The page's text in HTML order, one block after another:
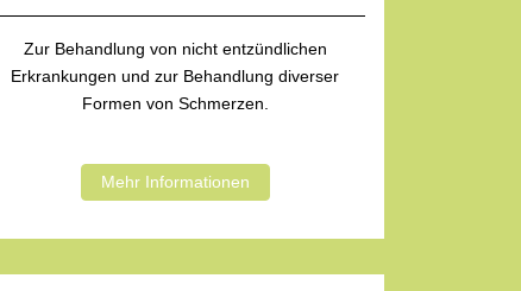
Zur Behandlung von nicht entzündlichen
Erkrankungen und zur Behandlung diverser
Formen von Schmerzen.
Mehr Informationen